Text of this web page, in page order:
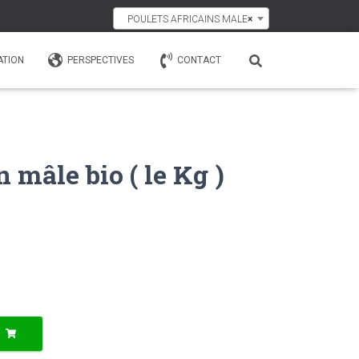
×
POULETS AFRICAINS MALE
PERSPECTIVES CONTACT
mâle bio ( le Kg )